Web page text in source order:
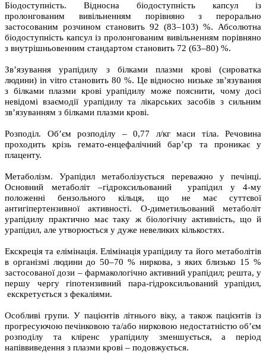
Біодоступність. Відносна біодоступність капсул із
пролонгованим вивільненням порівняно з перорально
застосованим розчином становить 92 (83–103) %. Абсолютна
біодоступність капсул із пролонгованим вивільненням порівняно
з внутрішньовенним стандартом становить 72 (63–80) %.
Зв’язування урапідилу з білками плазми крові (сироватка
людини) in vitro становить 80 %. Це відносно низьке зв’язування
з білками плазми крові урапідилу може пояснити, чому досі
невідомі взаємодії урапідилу та лікарських засобів з сильним
зв’язуванням з білками плазми крові.
Розподіл. Об’єм розподілу – 0,77 л/кг маси тіла. Речовина
проходить крізь гемато-енцефалічний бар’єр та проникає у
плаценту.
Метаболізм. Урапідил метаболізується переважно у печінці.
Основний метаболіт –гідроксильований урапідил у 4-му
положенні бензольного кільця, що не має суттєвої
антигіпертензивної активності. О-диметильований метаболіт
урапідилу практично має таку ж біологічну активність, що й
урапідил, але утворюється у дуже невеликих кількостях.
Екскреція та елімінація. Елімінація урапідилу та його метаболітів
в організмі людини до 50–70 % ниркова, з яких близько 15 %
застосованої дози – фармакологічно активний урапідил; решта, у
першу чергу гіпотензивний пара-гідроксильований урапідил,
екскретується з фекаліями.
Особливі групи. У пацієнтів літнього віку, а також пацієнтів із
прогресуючою печінковою та/або нирковою недостатністю об’єм
розподілу та кліренс урапідилу зменшується, а період
напіввиведення з плазми крові – подовжується.